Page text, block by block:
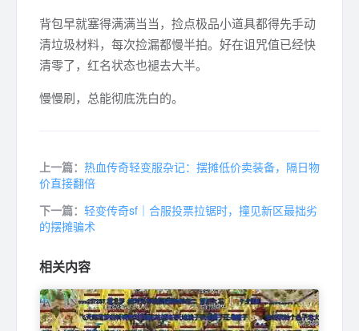
背包早就塞得满满当当，捡点极品小道具都得先手动
清垃圾材料，每次捡漏都慢半拍。好在诅咒值已经快
清零了，红名状态也褪去大半。
慢慢刷，总能彻底洗白的。
上一篇： 热血传奇轻变服杂记：摆摊低价卖装备，隔日物
价直接翻倍
下一篇： 轻变传奇sf｜合服投票拉锯时，撞见新区最拙劣
的摆摊骗术
相关内容